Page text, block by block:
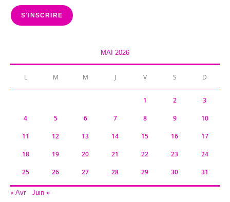
mail
S'INSCRIRE
MAI 2026
L M M J V S D
1 2 3
4 5 6 7 8 9 10
11 12 13 14 15 16 17
18 19 20 21 22 23 24
25 26 27 28 29 30 31
« Avr Juin »